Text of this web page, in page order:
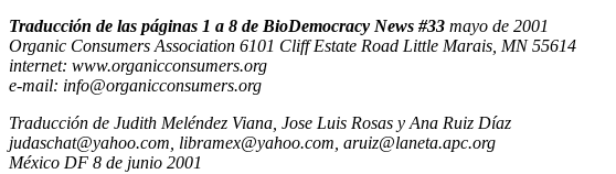
Traducción de las páginas 1 a 8 de BioDemocracy News #33 mayo de 2001
Organic Consumers Association 6101 Cliff Estate Road Little Marais, MN 55614
internet: www.organicconsumers.org
e-mail: info@organicconsumers.org
Traducción de Judith Meléndez Viana, Jose Luis Rosas y Ana Ruiz Díaz
judaschat@yahoo.com, libramex@yahoo.com, aruiz@laneta.apc.org
México DF 8 de junio 2001